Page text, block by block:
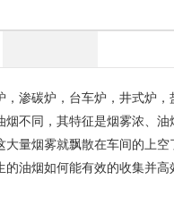
渗碳炉，台车炉，井式炉，
不同，其特征是烟雾浓、
量烟雾就飘散在车间的上
油烟如何能有效的收集并